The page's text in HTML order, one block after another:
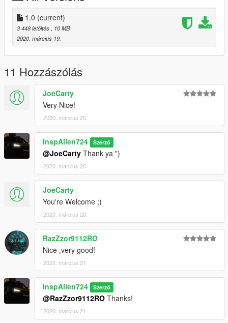
Any queries please message me on discord - Ariana#3790
1.0 (current)
3 448 letöltés
, 10 MB
2020. március 19.
11 Hozzászólás
JoeCarty
Very Nice!
2020. március 20.
InspAllen724 Szerző
@JoeCarty Thank ya ")
2020. március 20.
JoeCarty
You're Welcome ;)
2020. március 20.
RazZzor9112RO
Nice ,very good!
2020. március 21.
InspAllen724 Szerző
@RazZzor9112RO Thanks!
2020. március 21.